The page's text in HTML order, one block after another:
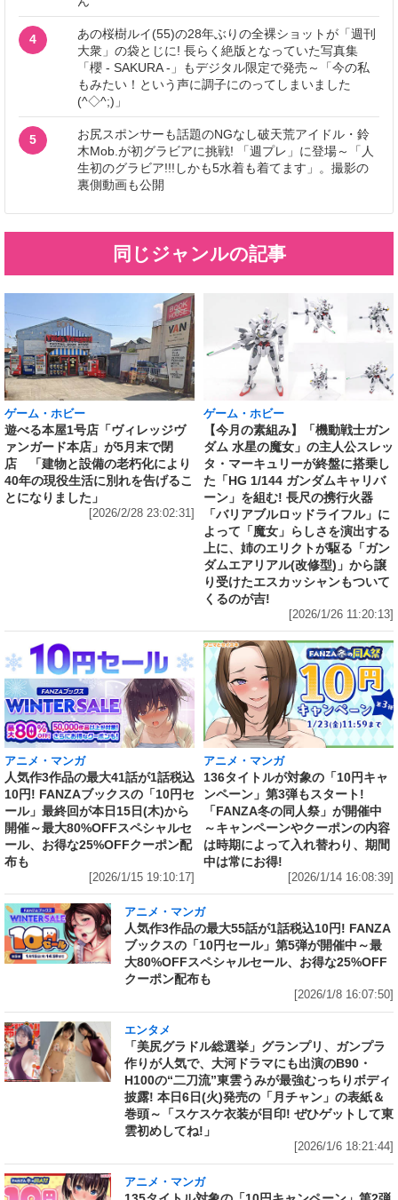
4
あの桜樹ルイ(55)の28年ぶりの全裸ショットが「週刊
大衆」の袋とじに! 長らく絶版となっていた写真集
「櫻 - SAKURA -」もデジタル限定で発売～「今の私
もみたい！という声に調子にのってしまいました
(^◇^;)」
5
お尻スポンサーも話題のNGなし破天荒アイドル・鈴
木Mob.が初グラビアに挑戦! 「週プレ」に登場～「人
生初のグラビア!!!しかも5水着も着てます」。撮影の
裏側動画も公開
同じジャンルの記事
ゲーム・ホビー
遊べる本屋1号店「ヴィレッジヴ
ァンガード本店」が5月末で閉
店 「建物と設備の老朽化により
40年の現役生活に別れを告げるこ
とになりました」
[2026/2/28 23:02:31]
ゲーム・ホビー
【今月の素組み】「機動戦士ガン
ダム 水星の魔女」の主人公スレッ
タ・マーキュリーが終盤に搭乗し
た「HG 1/144 ガンダムキャリバ
ーン」を組む! 長尺の携行火器
「バリアブルロッドライフル」に
よって「魔女」らしさを演出する
上に、姉のエリクトが駆る「ガン
ダムエアリアル(改修型)」から譲
り受けたエスカッシャンもついて
くるのが吉!
[2026/1/26 11:20:13]
アニメ・マンガ
人気作3作品の最大41話が1話税込
10円! FANZAブックスの「10円セ
ール」最終回が本日15日(木)から
開催～最大80%OFFスペシャルセ
ール、お得な25%OFFクーポン配
布も
[2026/1/15 19:10:17]
アニメ・マンガ
136タイトルが対象の「10円キャ
ンペーン」第3弾もスタート!
「FANZA冬の同人祭」が開催中
～キャンペーンやクーポンの内容
は時期によって入れ替わり、期間
中は常にお得!
[2026/1/14 16:08:39]
アニメ・マンガ
人気作3作品の最大55話が1話税込10円! FANZA
ブックスの「10円セール」第5弾が開催中～最
大80%OFFスペシャルセール、お得な25%OFF
クーポン配布も
[2026/1/8 16:07:50]
エンタメ
「美尻グラドル総選挙」グランプリ、ガンプラ
作りが人気で、大河ドラマにも出演のB90・
H100の“二刀流”東雲うみが最強むっちりボディ
披露! 本日6日(火)発売の「月チャン」の表紙＆
巻頭～「スケスケ衣装が目印! ぜひゲットして東
雲初めしてね!」
[2026/1/6 18:21:44]
アニメ・マンガ